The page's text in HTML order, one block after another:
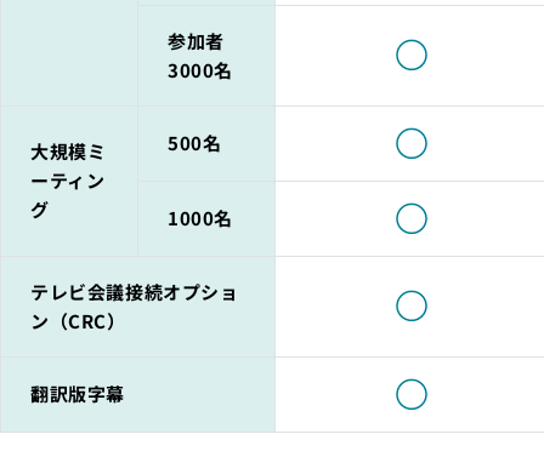
参加者
3000名
大規模ミ
ーティン
グ
500名
1000名
テレビ会議接続オプショ
ン（CRC）
翻訳版字幕